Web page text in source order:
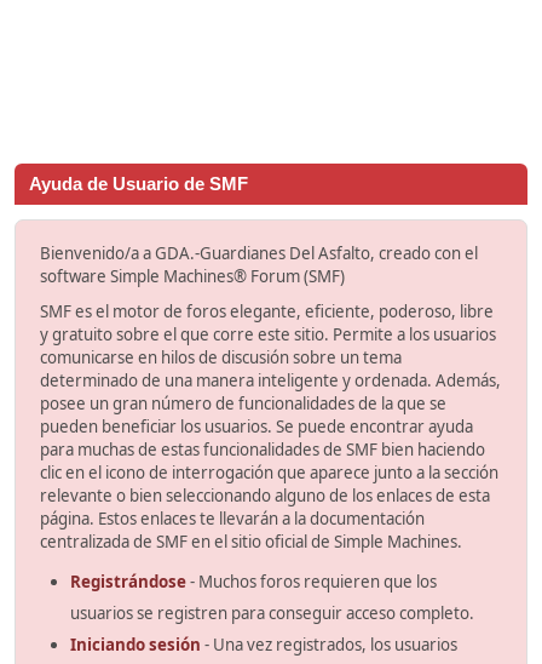
Ayuda de Usuario de SMF
Bienvenido/a a GDA.-Guardianes Del Asfalto, creado con el
software Simple Machines® Forum (SMF)
SMF es el motor de foros elegante, eficiente, poderoso, libre
y gratuito sobre el que corre este sitio. Permite a los usuarios
comunicarse en hilos de discusión sobre un tema
determinado de una manera inteligente y ordenada. Además,
posee un gran número de funcionalidades de la que se
pueden beneficiar los usuarios. Se puede encontrar ayuda
para muchas de estas funcionalidades de SMF bien haciendo
clic en el icono de interrogación que aparece junto a la sección
relevante o bien seleccionando alguno de los enlaces de esta
página. Estos enlaces te llevarán a la documentación
centralizada de SMF en el sitio oficial de Simple Machines.
Registrándose- Muchos foros requieren que los
usuarios se registren para conseguir acceso completo.
Iniciando sesión - Una vez registrados, los usuarios